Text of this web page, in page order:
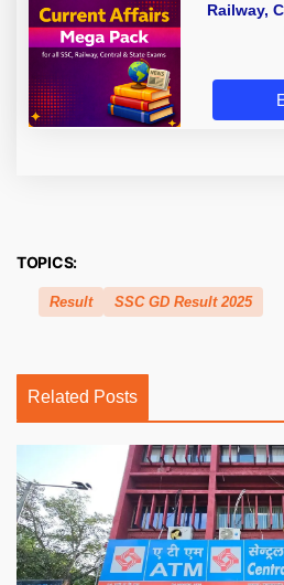
Railway,
TOPICS:
Result SSC GD Result 2025
Related Posts